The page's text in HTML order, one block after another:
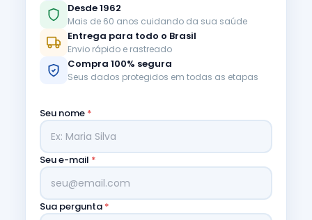
Desde 1962
Mais de 60 anos cuidando da sua saúde
Entrega para todo o Brasil
Envio rápido e rastreado
Compra 100% segura
Seus dados protegidos em todas as etapas
Seu nome *
Seu e-mail *
Sua pergunta *